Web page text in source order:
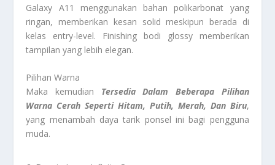
Galaxy A11 menggunakan bahan polikarbonat yang
ringan, memberikan kesan solid meskipun berada di
kelas entry-level. Finishing bodi glossy memberikan
tampilan yang lebih elegan.
Pilihan Warna
Maka kemudian Tersedia Dalam Beberapa Pilihan
Warna Cerah Seperti Hitam, Putih, Merah, Dan Biru,
yang menambah daya tarik ponsel ini bagi pengguna
muda.